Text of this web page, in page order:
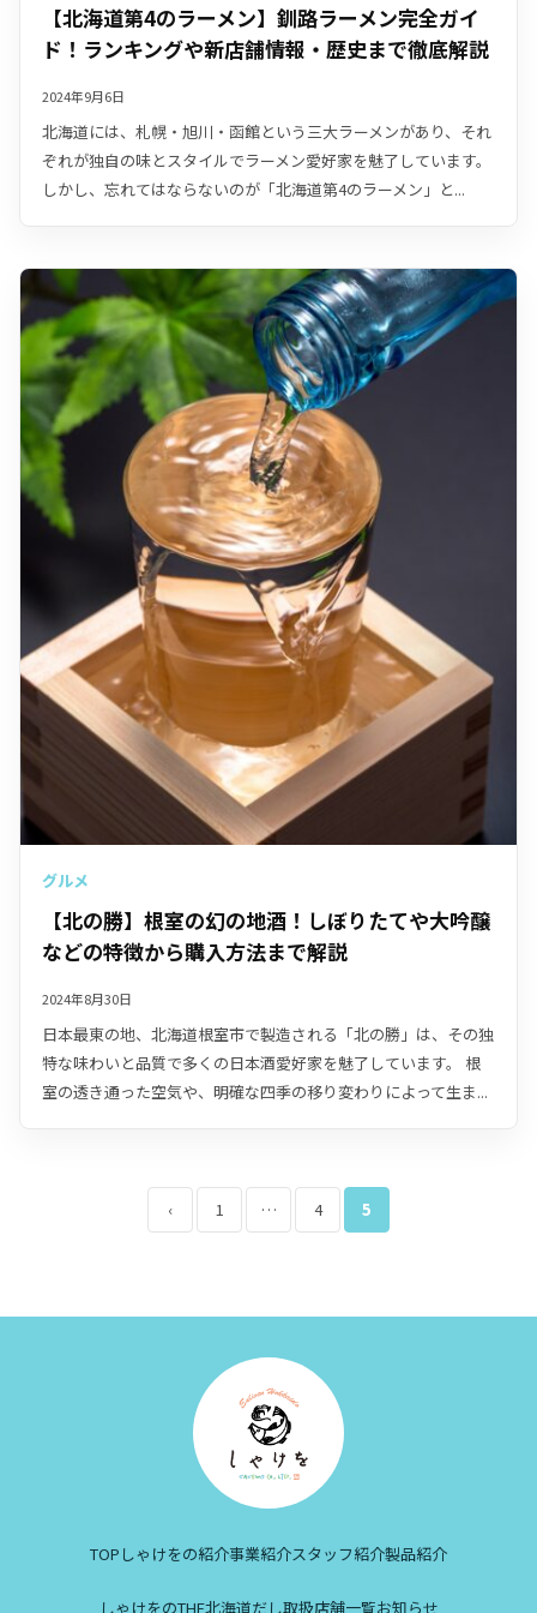
【北海道第4のラーメン】釧路ラーメン完全ガイ
ド！ランキングや新店舗情報・歴史まで徹底解説
2024年9月6日
北海道には、札幌・旭川・函館という三大ラーメンがあり、それ
ぞれが独自の味とスタイルでラーメン愛好家を魅了しています。
しかし、忘れてはならないのが「北海道第4のラーメン」と...
グルメ
【北の勝】根室の幻の地酒！しぼりたてや大吟醸
などの特徴から購入方法まで解説
2024年8月30日
日本最東の地、北海道根室市で製造される「北の勝」は、その独
特な味わいと品質で多くの日本酒愛好家を魅了しています。 根
室の透き通った空気や、明確な四季の移り変わりによって生ま...
投‹ 1 … 4 5
TOP しゃけをの紹介事業紹介スタッフ紹介製品紹介
しゃけをのTHE北海道だし取扱店舗一覧お知らせ